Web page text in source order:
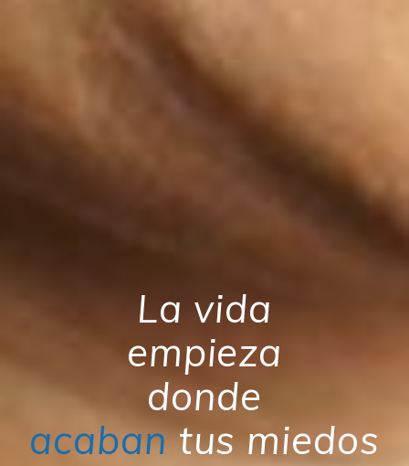
La vida
empieza
donde
acabantus miedos